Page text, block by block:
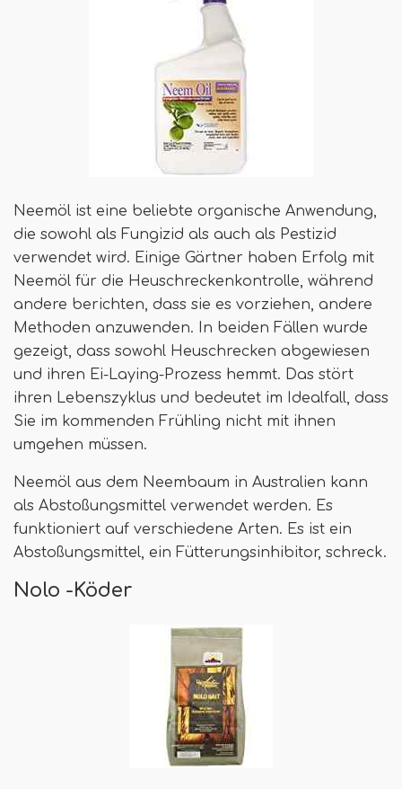
Neemöl ist eine beliebte organische Anwendung,
die sowohl als Fungizid als auch als Pestizid
verwendet wird. Einige Gärtner haben Erfolg mit
Neemöl für die Heuschreckenkontrolle, während
andere berichten, dass sie es vorziehen, andere
Methoden anzuwenden. In beiden Fällen wurde
gezeigt, dass sowohl Heuschrecken abgewiesen
und ihren Ei-Laying-Prozess hemmt. Das stört
ihren Lebenszyklus und bedeutet im Idealfall, dass
Sie im kommenden Frühling nicht mit ihnen
umgehen müssen.
Neemöl aus dem Neembaum in Australien kann
als Abstoßungsmittel verwendet werden. Es
funktioniert auf verschiedene Arten. Es ist ein
Abstoßungsmittel, ein Fütterungsinhibitor, schreck.
Nolo -Köder